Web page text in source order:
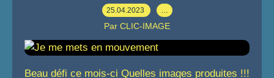
25.04.2023 …
Par CLIC-IMAGE
Beau défi ce mois-ci Quelles images produites !!!